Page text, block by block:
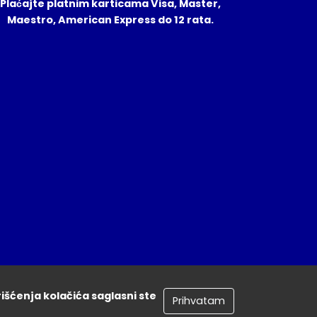
Plaćajte platnim karticama Visa, Master,
Maestro, American Express do 12 rata.
kolačića saglasni ste
Prihvatam